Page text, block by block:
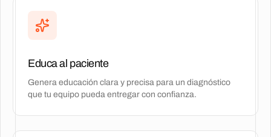
Educa al paciente
Genera educación clara y precisa para un diagnóstico
que tu equipo pueda entregar con confianza.